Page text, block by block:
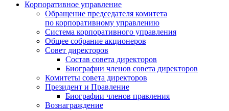
Корпоративное управление
Обращение председателя комитета
по корпоративному управлению
Система корпоративного управления
Общее собрание акционеров
Совет директоров
Состав совета директоров
Биографии членов совета директоров
Комитеты совета директоров
Президент и Правление
Биографии членов правления
Вознаграждение